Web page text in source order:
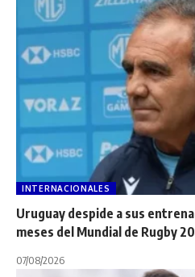
INTERNACIONALES
Uruguay despide a sus
meses del Mundial de Rugby
07/08/2026